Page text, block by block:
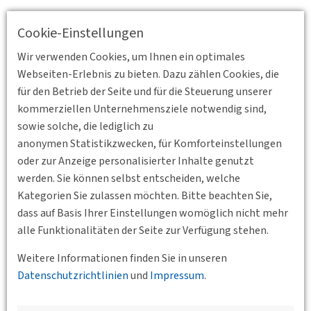
Cookie-Einstellungen
Wir verwenden Cookies, um Ihnen ein optimales
Webseiten-Erlebnis zu bieten. Dazu zählen Cookies, die
für den Betrieb der Seite und für die Steuerung unserer
kommerziellen Unternehmensziele notwendig sind,
sowie solche, die lediglich zu
anonymen Statistikzwecken, für Komforteinstellungen
oder zur Anzeige personalisierter Inhalte genutzt
werden. Sie können selbst entscheiden, welche
Kategorien Sie zulassen möchten. Bitte beachten Sie,
dass auf Basis Ihrer Einstellungen womöglich nicht mehr
alle Funktionalitäten der Seite zur Verfügung stehen.
Weitere Informationen finden Sie in unseren
Datenschutzrichtlinienund Impressum.
Zurück
Veranstaltungen der Bundesgeschäftsstelle,
der BVs und des Jungen Forums